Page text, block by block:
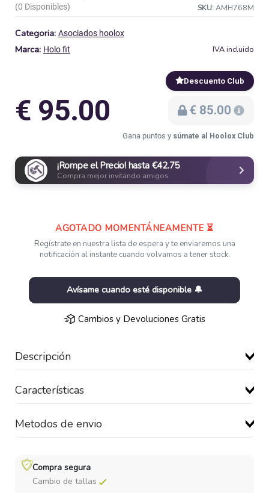
(0 Disponibles)
SKU:AMH768M
Categoria: Asociados hoolox
Marca: Holo fit IVA incluido
€ 95.00
Descuento Club
€ 85.00
Gana puntos y súmate al Hoolox Club
¡Rompe el Precio! hasta €42.75
Compra mejor invitando amigos
AGOTADO MOMENTÁNEAMENTE ⏳
Regístrate en nuestra lista de espera y te enviaremos una
notificación al instante cuando volvamos a tener stock.
Avísame cuando esté disponible 🔔
Cambios y Devoluciones Gratis
Descripción
Características
Metodos de envio
Compra segura
Cambio de tallas